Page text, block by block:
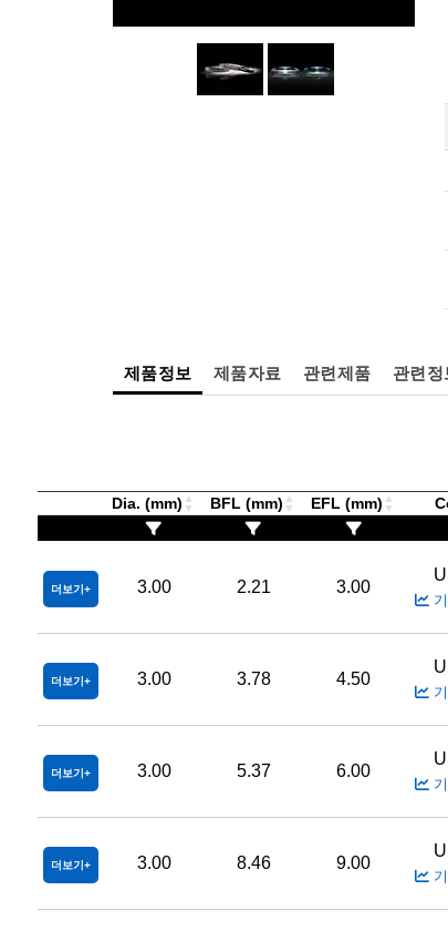
제품정보 제품자료 관련제품 관련정
Dia. (mm) BFL (mm) EFL (mm)
더보기 3.00 2.21 3.00
기
더보기 3.00 3.78 4.50
기
더보기 3.00 5.37 6.00
기
더보기 3.00 8.46 9.00
기